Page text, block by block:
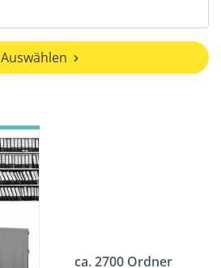
Auswählen
ca. 2700 Ordner